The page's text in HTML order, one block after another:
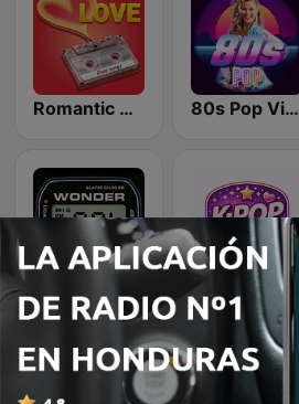
Romantic Vibes 80s Pop Vibes
Wonder 80's K-Pop Vibes